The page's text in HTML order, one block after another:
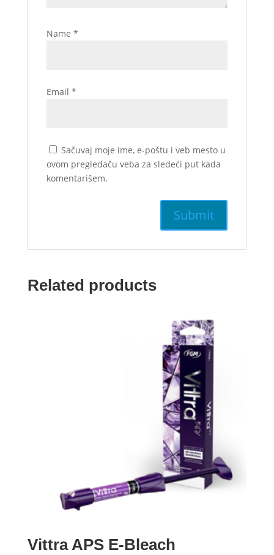
Name *
Email *
Sačuvaj moje ime, e-poštu i veb mesto u
ovom pregledaču veba za sledeći put kada
komentarišem.
Related products
Vittra APS E-Bleach